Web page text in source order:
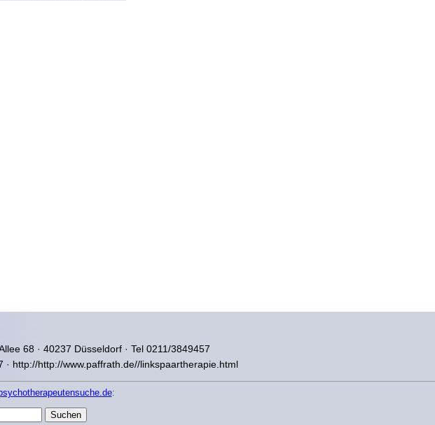
68 · 40237 Düsseldorf · Tel 0211/3849457
· http://http://www.paffrath.de//linkspaartherapie.html
: